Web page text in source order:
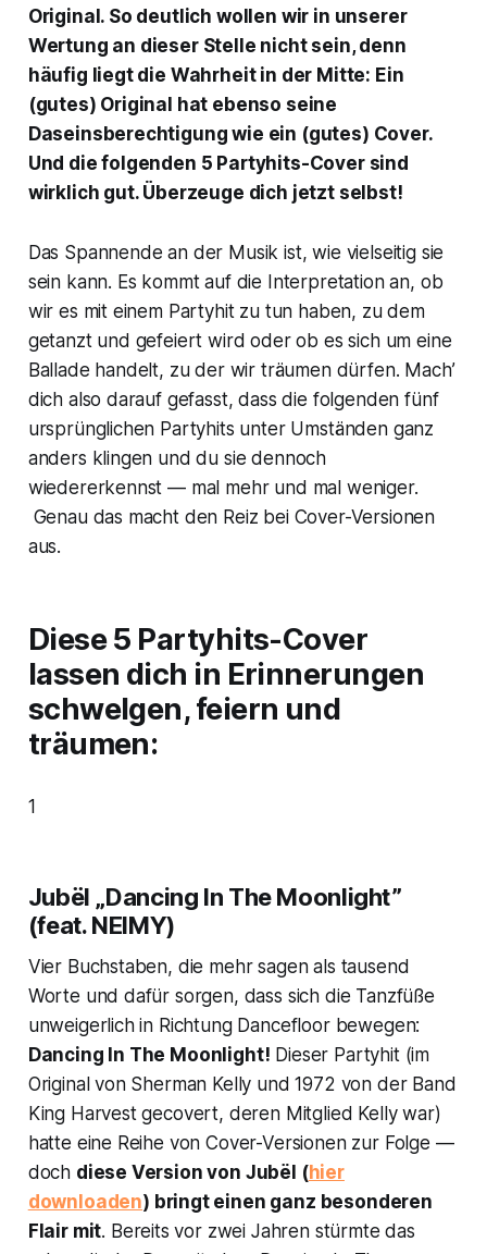
Original. So deutlich wollen wir in unserer
Wertung an dieser Stelle nicht sein, denn
häufig liegt die Wahrheit in der Mitte: Ein
(gutes) Original hat ebenso seine
Daseinsberechtigung wie ein (gutes) Cover.
Und die folgenden 5 Partyhits-Cover sind
wirklich gut. Überzeuge dich jetzt selbst!
Das Spannende an der Musik ist, wie vielseitig sie
sein kann. Es kommt auf die Interpretation an, ob
wir es mit einem Partyhit zu tun haben, zu dem
getanzt und gefeiert wird oder ob es sich um eine
Ballade handelt, zu der wir träumen dürfen. Mach’
dich also darauf gefasst, dass die folgenden fünf
ursprünglichen Partyhits unter Umständen ganz
anders klingen und du sie dennoch
wiedererkennst — mal mehr und mal weniger.
Genau das macht den Reiz bei Cover-Versionen
aus.
Diese 5 Partyhits-Cover
lassen dich in Erinnerungen
schwelgen, feiern und
träumen:
1
Jubël „Dancing In The Moonlight”
(feat. NEIMY)
Vier Buchstaben, die mehr sagen als tausend
Worte und dafür sorgen, dass sich die Tanzfüße
unweigerlich in Richtung Dancefloor bewegen:
Dancing In The Moonlight! Dieser Partyhit (im
Original von Sherman Kelly und 1972 von der Band
King Harvest gecovert, deren Mitglied Kelly war)
hatte eine Reihe von Cover-Versionen zur Folge —
doch diese Version von Jubël (hier
downloaden) bringt einen ganz besonderen
Flair mit. Bereits vor zwei Jahren stürmte das